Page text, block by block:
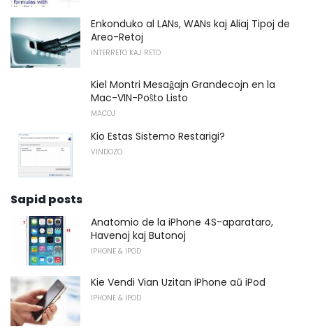
Enkonduko al LANs, WANs kaj Aliaj Tipoj de
Areo-Retoj
INTERRETO KAJ RETO
Kiel Montri Mesaĝajn Grandecojn en la
Mac-VIN-Poŝto Listo
MACOJ
Kio Estas Sistemo Restarigi?
VINDOZO
Sapid posts
Anatomio de la iPhone 4S-aparataro,
Havenoj kaj Butonoj
IPHONE & IPOD
Kie Vendi Vian Uzitan iPhone aŭ iPod
IPHONE & IPOD